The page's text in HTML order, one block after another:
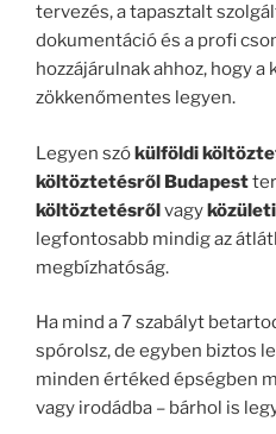
tervezés, a tapasztalt
dokumentáció és a profi
hozzájárulnak ahhoz, hogy a
zökkenőmentes legyen.
Legyen szókülföldi
költöztetésről Budapest
költöztetésrőlvagy
legfontosabb mindig az
megbízhatóság.
Ha mind a 7 szabályt
spórolsz, de egyben biztos
minden értéked épségben
vagy irodádba – bárhol is